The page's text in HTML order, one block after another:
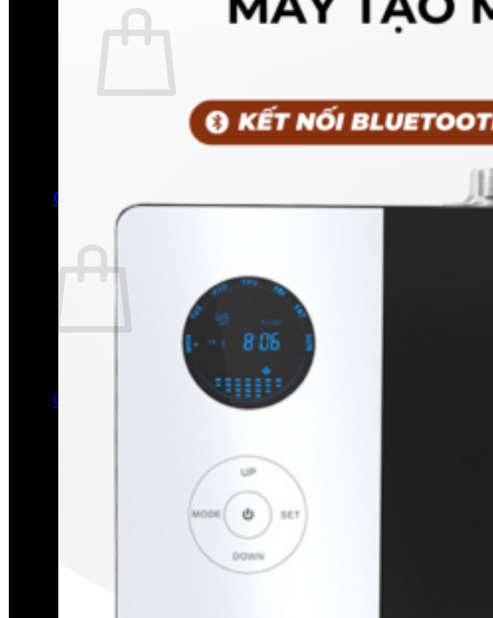
Chưa có sản phẩm trong giỏ hàng.
Quay trở lại cửa hàng
0
Chưa có sản phẩm trong giỏ hàng.
Quay trở lại cửa hàng